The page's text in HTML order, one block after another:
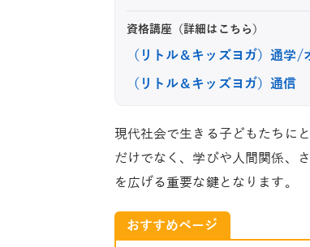
資格講座（詳細はこちら）
（リトル＆キッズヨガ）通学/
（リトル＆キッズヨガ）通信
現代社会で生きる子どもたちに
だけでなく、学びや人間関係、
を広げる重要な鍵となります。
おすすめページ